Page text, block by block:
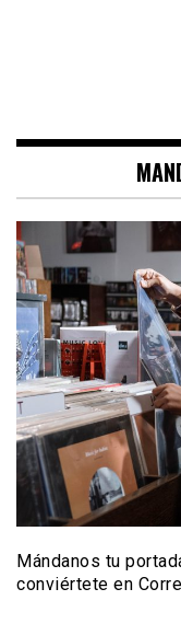
Mándanos tu
conviértete en